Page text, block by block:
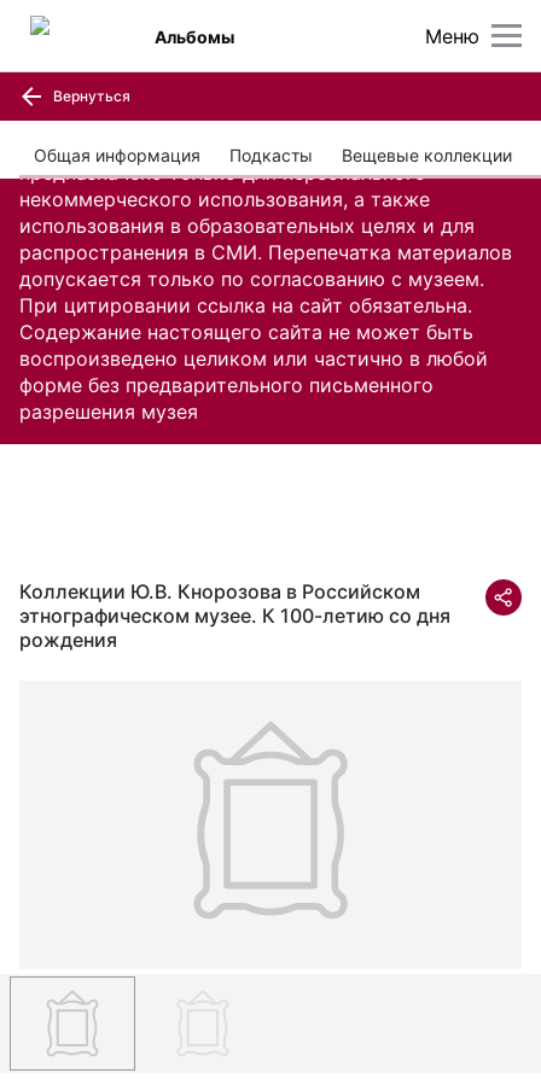
Содержание настоящего сайта, включая все
изображения и текстовую информацию,
предназначено только для персонального
некоммерческого использования, а также
использования в образовательных целях и для
распространения в СМИ. Перепечатка материалов
допускается только по согласованию с музеем.
При цитировании ссылка на сайт обязательна.
Содержание настоящего сайта не может быть
воспроизведено целиком или частично в любой
форме без предварительного письменного
разрешения музея
Меню
Альбомы
Вернуться
Общая информация Подкасты Вещевые коллекции
Коллекции Ю.В. Кнорозова в Российском
этнографическом музее. К 100-летию со дня
рождения